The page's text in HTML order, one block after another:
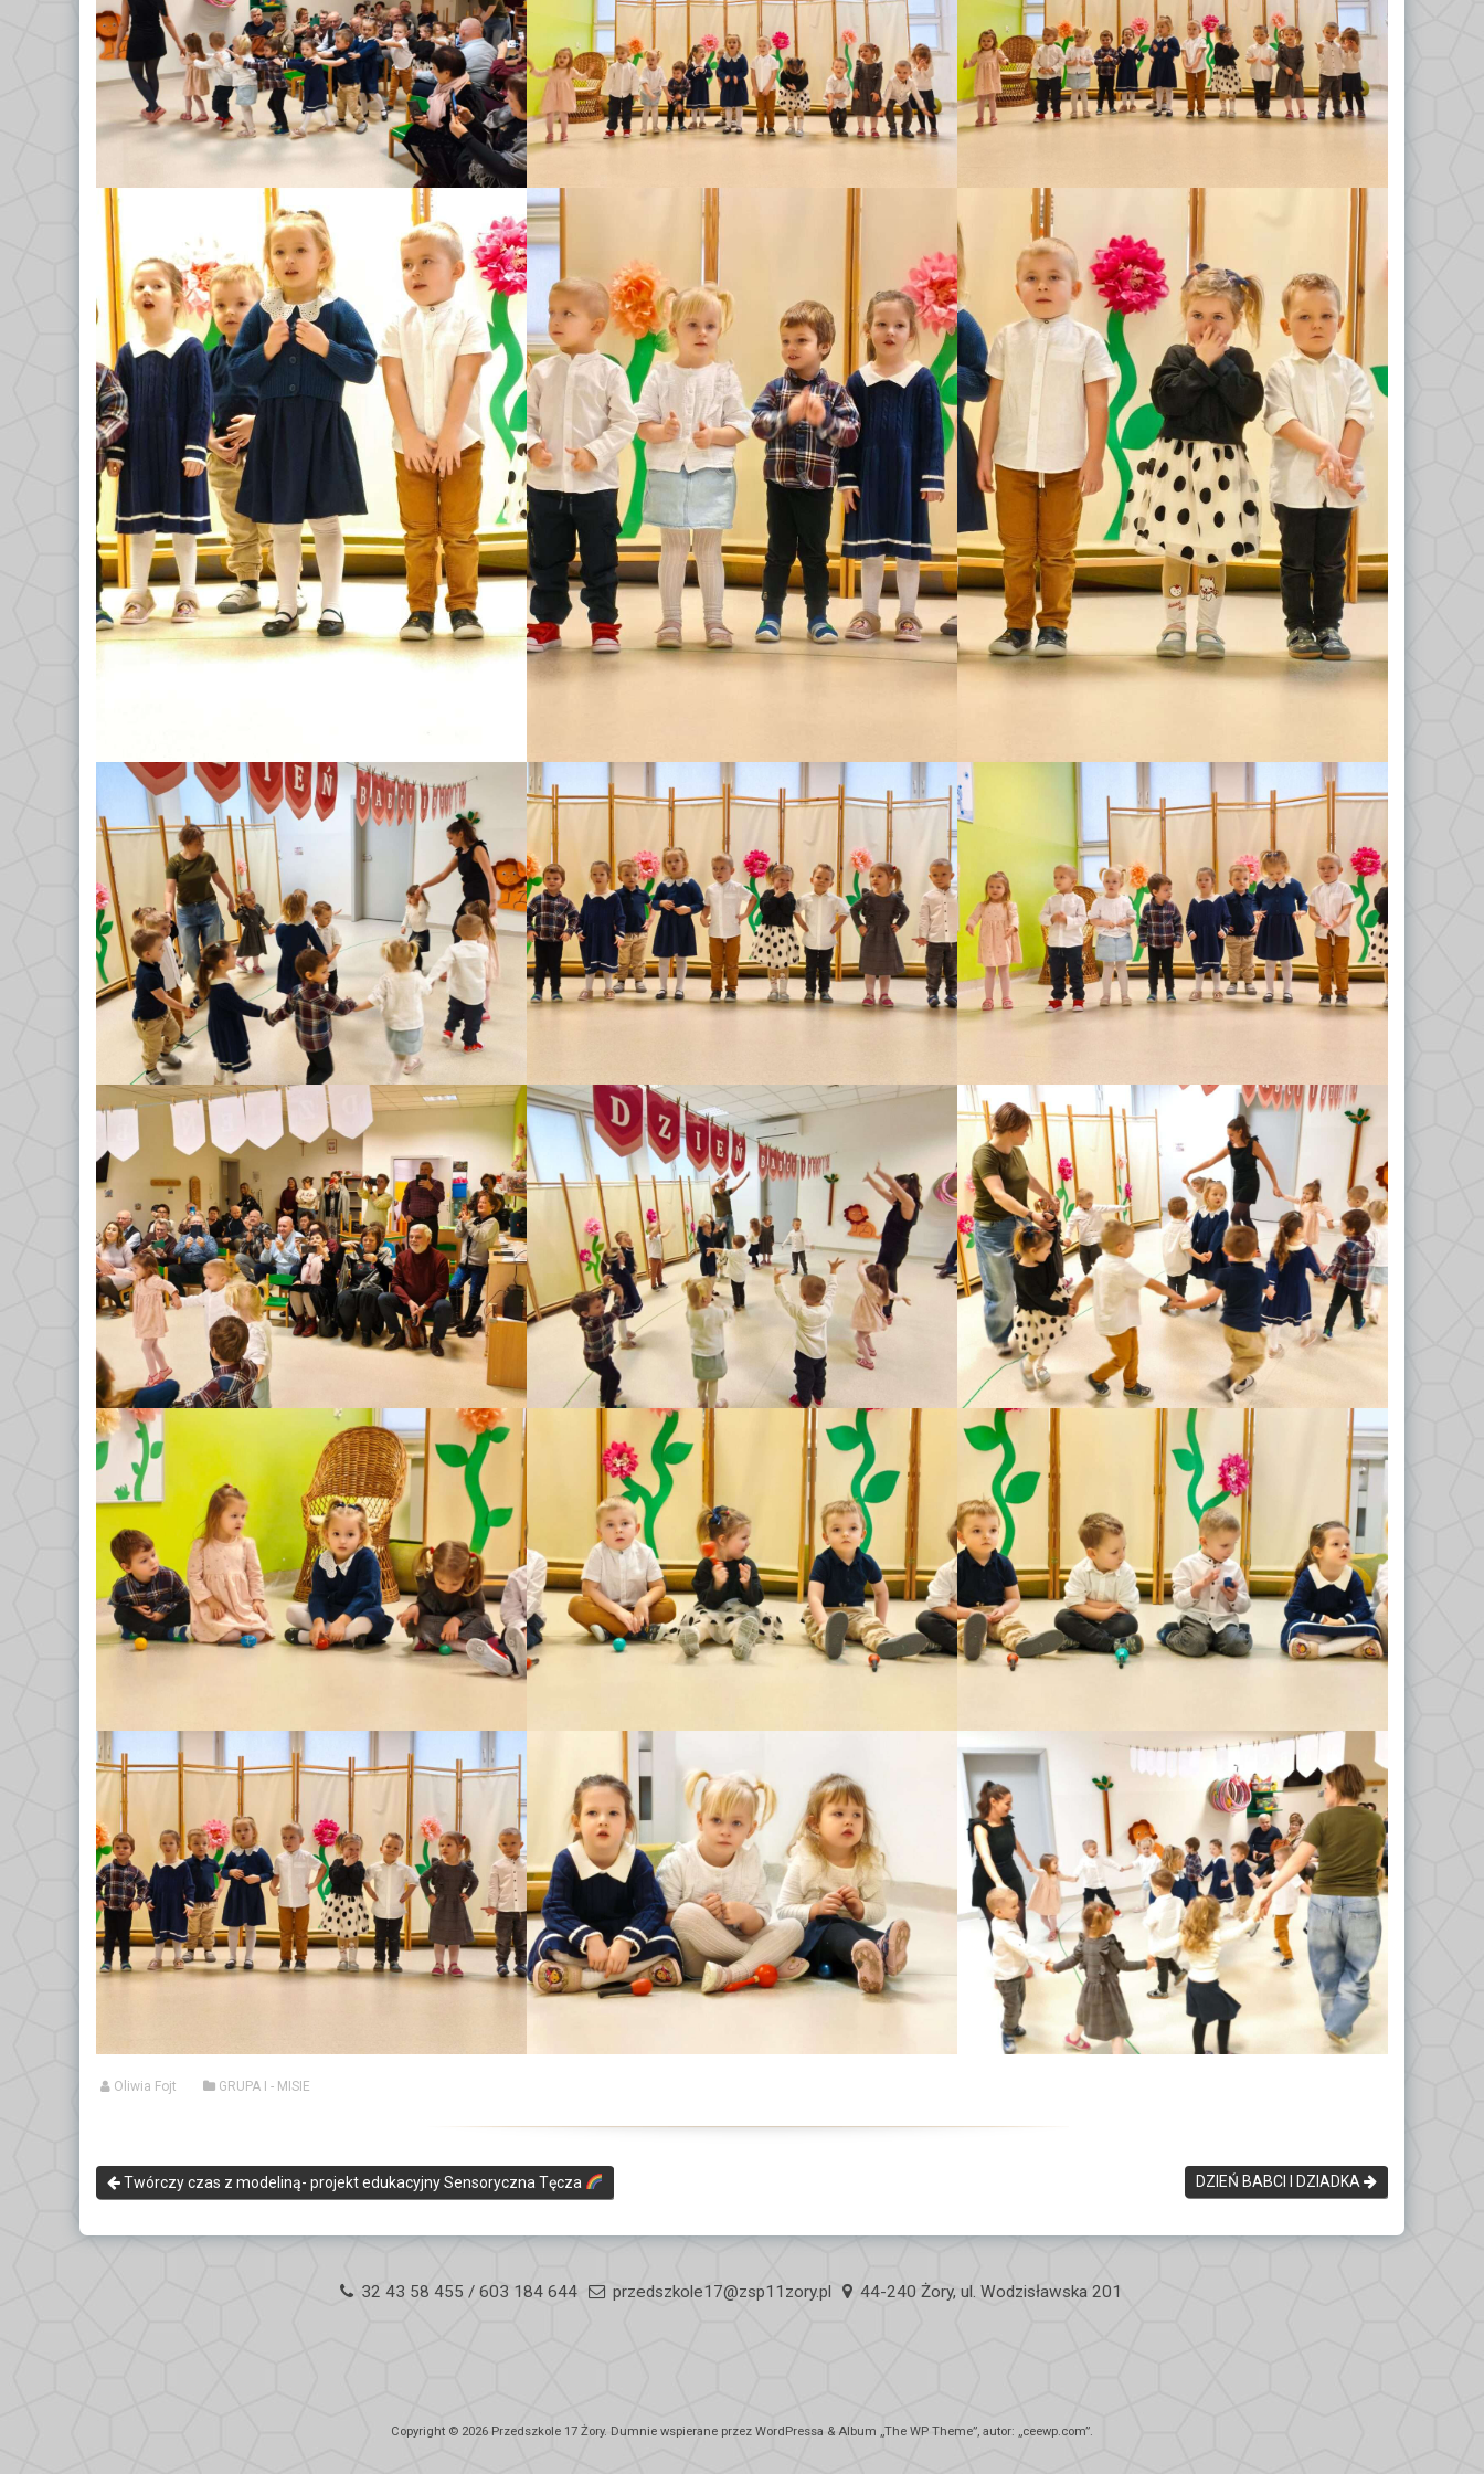
Dokumenty/Procedury
Religia
Logopeda
Pedagog
GRUPA VII – TROPICIELE
GRUPA VIII – PSZCZÓŁKI
Odkrywcy 2023/2024
Biedronki 2023/2024
Misie 2024/2025
Kropelki 2024/2025
Liski 2024/2025
Nutki 2024/2025
Odkrywcy 2024/2025
Tropiciele 2024/2025
Oliwia Fojt GRUPA I - MISIE
Twórczy czas z modeliną- projekt edukacyjny Sensoryczna Tęcza DZIEŃ BABCI I DZIADKA
32 43 58 455 / 603 184 644 przedszkole17@zsp11zory.pl 44-240 Żory, ul. Wodzisławska 201
Copyright © 2026 Przedszkole 17 Żory. Dumnie wspierane przez WordPressa & Album „ The WP Theme”, autor: „ ceewp.com”.